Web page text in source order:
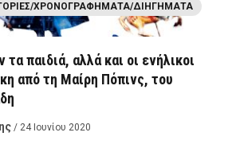
ΧΡΟΝΟΓΡΑΦΉΜΑΤΑ/ΔΙΗΓΉΜΑΤΑ
τα παιδιά, αλλά και οι ενήλικοι
από τη Μαίρη Πόπινς, του
/ 24 Ιουνίου 2020